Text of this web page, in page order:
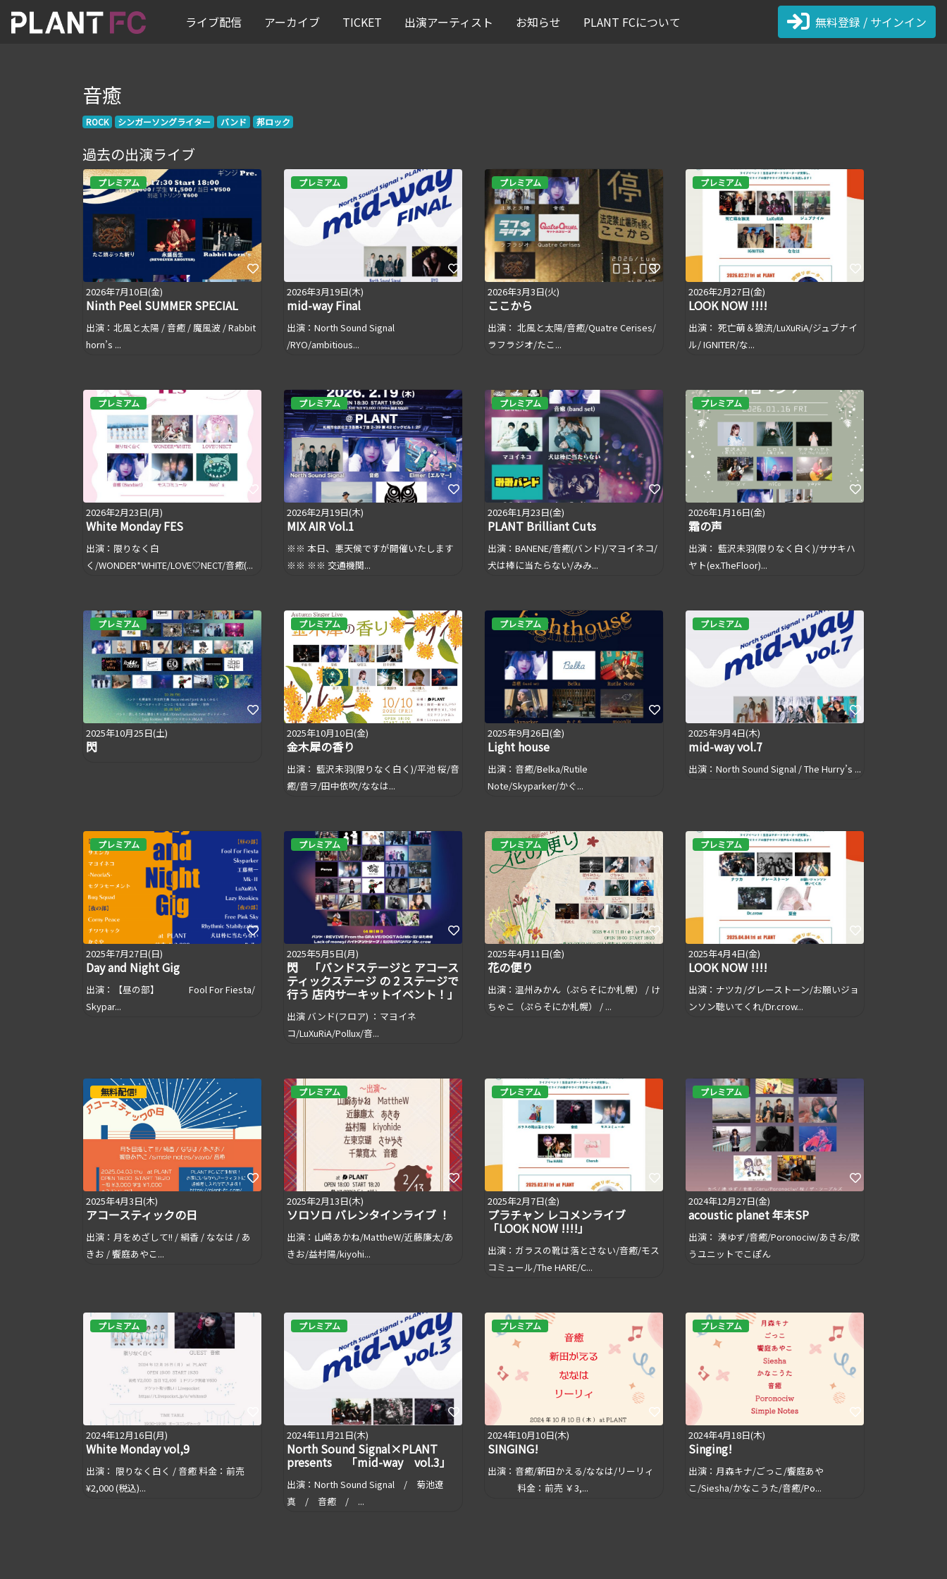
ライブ配信 アーカイブ TICKET 出演アーティスト お知らせ PLANT FCについて 無料登録 / サインイン
音癒
ROCK シンガーソングライター バンド 邦ロック
過去の出演ライブ
プレミアム
2026年7月10日(金)
Ninth Peel SUMMER SPECIAL
出演：北風と太陽 / 音癒 / 魔風波 / Rabbit
horn’s ...
プレミアム
2026年3月19日(木)
mid-way Final
出演：North Sound Signal
/RYO/ambitious...
プレミアム
2026年3月3日(火)
ここから
出演： 北風と太陽/音癒/Quatre Cerises/
ラフラジオ/たこ...
プレミアム
2026年2月27日(金)
LOOK NOW !!!!
出演： 死亡萌＆狼流/LuXuRiA/ジュブナイ
ル/ IGNITER/な...
プレミアム
2026年2月23日(月)
White Monday FES
出演：限りなく白
く/WONDER*WHITE/LOVE♡NECT/音癒(...
プレミアム
2026年2月19日(木)
MIX AIR Vol.1
※※ 本日、悪天候ですが開催いたします
※※ ※※ 交通機関...
プレミアム
2026年1月23日(金)
PLANT Brilliant Cuts
出演：BANENE/音癒(バンド)/マヨイネコ/
犬は棒に当たらない/みみ...
プレミアム
2026年1月16日(金)
霜の声
出演： 藍沢未羽(限りなく白く)/ササキハ
ヤト(ex.TheFloor)...
プレミアム
2025年10月25日(土)
閃
プレミアム
2025年10月10日(金)
金木犀の香り
出演： 藍沢未羽(限りなく白く)/平池 桜/音
癒/音ヲ/田中依吹/ななは...
プレミアム
2025年9月26日(金)
Light house
出演：音癒/Belka/Rutile
Note/Skyparker/かぐ...
プレミアム
2025年9月4日(木)
mid-way vol.7
出演：North Sound Signal / The Hurry’s ...
プレミアム
2025年7月27日(日)
Day and Night Gig
出演：【昼の部】 Fool For Fiesta/
Skypar...
プレミアム
2025年5月5日(月)
閃 「バンドステージと アコース
ティックステージ の 2 ステージで
行う 店内サーキットイベント！」
出演 バンド(フロア) ：マヨイネ
コ/LuXuRiA/Pollux/音...
プレミアム
2025年4月11日(金)
花の便り
出演：温州みかん（ぷらそにか札幌） / け
ちゃこ（ぷらそにか札幌） / ...
プレミアム
2025年4月4日(金)
LOOK NOW !!!!
出演：ナツカ/グレーストーン/お願いジョ
ンソン聴いてくれ/Dr.crow...
無料配信!
2025年4月3日(木)
アコースティックの日
出演：月をめざして!! / 絹香 / ななは / あ
きお / 饗庭あやこ...
プレミアム
2025年2月13日(木)
ソロソロ バレンタインライブ ！
出演：山崎あかね/MattheW/近藤廉太/あ
きお/益村陽/kiyohi...
プレミアム
2025年2月7日(金)
プラチャン レコメンライブ
「LOOK NOW !!!!」
出演：ガラスの靴は落とさない/音癒/モス
コミュール/The HARE/C...
プレミアム
2024年12月27日(金)
acoustic planet 年末SP
出演： 湊ゆず/音癒/Poronociw/あきお/歌
うユニットでこぽん
プレミアム
2024年12月16日(月)
White Monday vol,9
出演： 限りなく白く / 音癒 料金：前売
¥2,000 (税込)...
プレミアム
2024年11月21日(木)
North Sound Signal×PLANT
presents 「mid-way vol.3」
出演：North Sound Signal / 菊池遼
真 / 音癒 / ...
プレミアム
2024年10月10日(木)
SINGING!
出演：音癒/新田かえる/ななは/リーリィ
料金：前売 ￥3,...
プレミアム
2024年4月18日(木)
Singing!
出演：月森キナ/ごっこ/饗庭あや
こ/Siesha/かなこうた/音癒/Po...